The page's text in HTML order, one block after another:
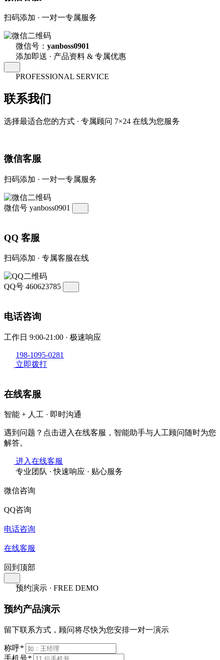
扫码添加 · 一对一专属服务
微信号： yanboss0901
添加即送 · 产品资料 & 专属优惠
PROFESSIONAL SERVICE
联系我们
选择最适合您的方式 · 专属顾问 7×24 在线为您服务
微信客服
扫码添加 · 一对一专属服务
微信号 yanboss0901
QQ 客服
扫码添加 · 专属客服在线
QQ号 460623785
电话咨询
工作日 9:00-21:00 · 极速响应
198-1095-0281
立即拨打
在线客服
智能 + 人工 · 即时沟通
遇到问题？点击进入在线客服，智能助手与人工顾问随时为您
解答。
进入在线客服
专业团队 · 快速响应 · 贴心服务
微信咨询
QQ咨询
电话咨询
在线客服
回到顶部
预约演示 · FREE DEMO
预约产品演示
留下联系方式，顾问将尽快为您安排一对一演示
称呼*
手机号*